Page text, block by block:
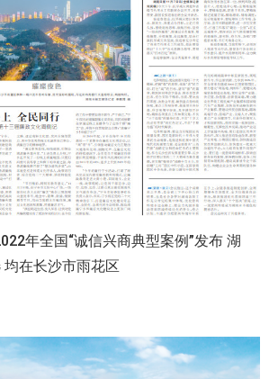
年全国“诚信兴商典型案例”发布 湖
在长沙市雨花区